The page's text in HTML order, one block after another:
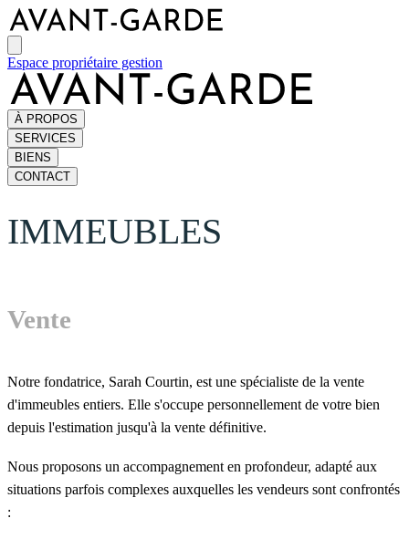
Espace propriétaire gestion
À PROPOS
SERVICES
BIENS
CONTACT
IMMEUBLES
Vente
Notre fondatrice, Sarah Courtin, est une spécialiste de la vente
d'immeubles entiers. Elle s'occupe personnellement de votre bien
depuis l'estimation jusqu'à la vente définitive.
Nous proposons un accompagnement en profondeur, adapté aux
situations parfois complexes auxquelles les vendeurs sont confrontés
: